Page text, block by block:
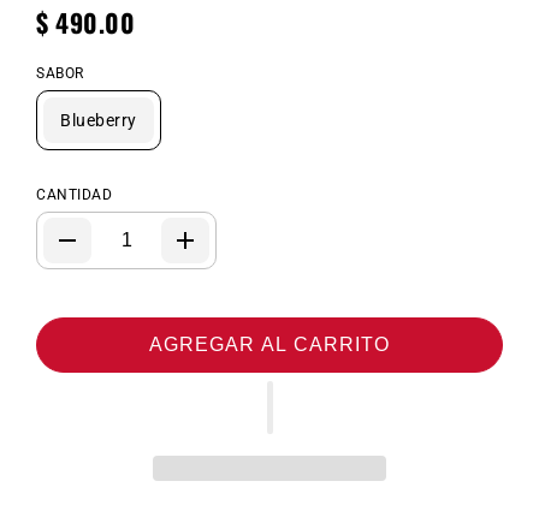
$ 490.00
SABOR
Blueberry
CANTIDAD
AGREGAR AL CARRITO